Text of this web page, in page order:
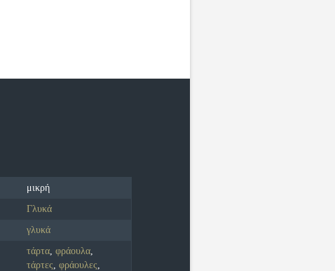
μικρή
Γλυκά
γλυκά
τάρτα,φράουλα,
τάρτες,φράουλες,